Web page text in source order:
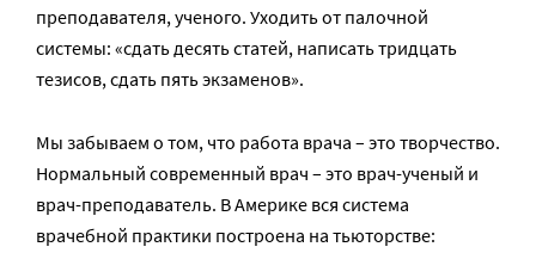
преподавателя, ученого. Уходить от палочной
системы: «сдать десять статей, написать тридцать
тезисов, сдать пять экзаменов».
Мы забываем о том, что работа врача – это творчество.
Нормальный современный врач – это врач-ученый и
врач-преподаватель. В Америке вся система
врачебной практики построена на тьюторстве: